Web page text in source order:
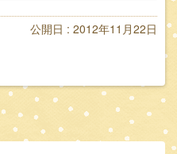
公開日 : 2012年11月22日